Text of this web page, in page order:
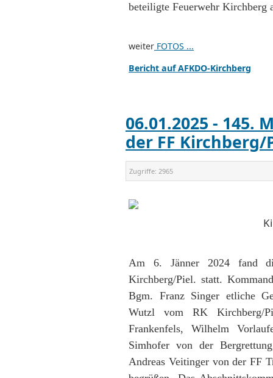
beteiligte Feuerwehr Kirchberg
weiter FOTOS ...
Bericht auf AFKDO-Kirchberg
06.01.2025 -
der FF Kirchberg/
Zugriffe: 2965
Am 6. Jänner 2024 fand
Kirchberg/Piel. statt.
Bgm. Franz Singer etliche
Wutzl vom RK Kirchberg/
Frankenfels, Wilhelm
Simhofer von der
Andreas Veitinger von der FF